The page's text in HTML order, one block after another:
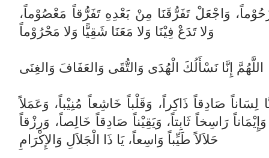
وَاجْعَلْ تَفَرُّقَنَا مِنْ بَعْدِهِ تَفَرُّقاً مَعْصُوْماً،
وَلا تَدَعْ فِيْنَا وَلا مَعَنَا شَقِيًّا وَلا مَحْرُوْماً
اللَّهُمَّ إِنَّا نَسْأَلُكَ الْهُدَى وَالتُّقَى وَالعَفَافَ وَالغِنَى
صَادِقاً ذَاكِراً، وَقَلْباً خَاشِعاً مُنِيْباً، وَعَمَلاً
رَاسِخاً ثَابِتاً، وَيَقِيْناً صَادِقاً خَالِصاً، وَرِزْقاً
حَلاَلاً طَيِّباً وَاسِعاً، يَا ذَا الْجَلاَلِ وَالإِكْرَامِ